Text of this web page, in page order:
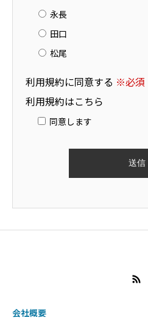
永長
田口
松尾
利用規約に同意する ※必須
利用規約はこちら
同意します
会社概要